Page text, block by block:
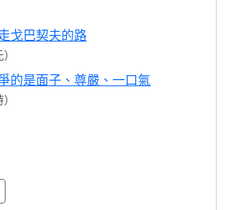
戈巴契夫的路
的是面子、尊嚴、一口氣